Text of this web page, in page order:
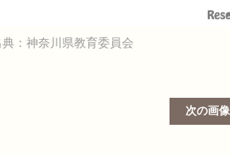
典：神奈川県教育委員会
次の画像